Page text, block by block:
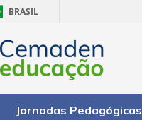
BRASIL
Jornadas Pedagógicas